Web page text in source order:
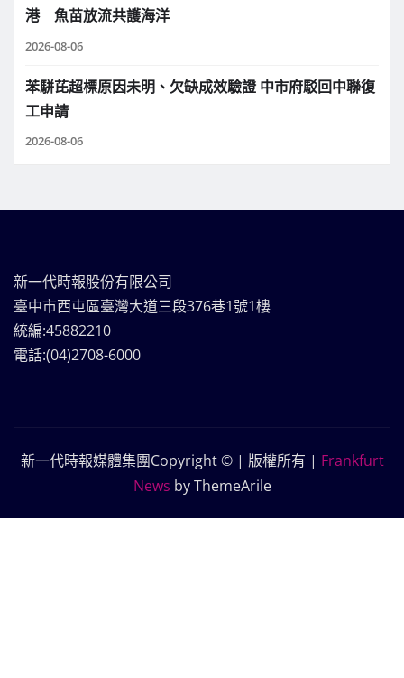
港 魚苗放流共護海洋
2026-08-06
苯駢芘超標原因未明、欠缺成效驗證 中市府駁回中聯復
工申請
2026-08-06
新一代時報股份有限公司
臺中市西屯區臺灣大道三段376巷1號1樓
統編:45882210
電話:(04)2708-6000
新一代時報媒體集團Copyright © | 版權所有 | Frankfurt
News by ThemeArile